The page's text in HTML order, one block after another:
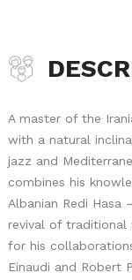
A master of the
with a natural
jazz and
combines his
Albanian Redi
revival of traditional
for his
Einaudi and Robert